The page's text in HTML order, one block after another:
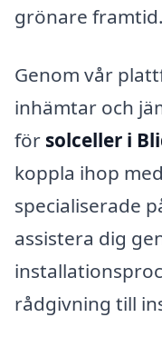
grönare framtid.
Genom vår
inhämtar och
för solceller i
koppla ihop
specialiserade
assistera dig
rådgivning till